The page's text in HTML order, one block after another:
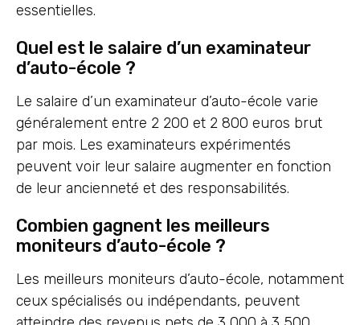
essentielles.
Quel est le salaire d’un examinateur
d’auto-école ?
Le salaire d’un examinateur d’auto-école varie
généralement entre 2 200 et 2 800 euros brut
par mois. Les examinateurs expérimentés
peuvent voir leur salaire augmenter en fonction
de leur ancienneté et des responsabilités.
Combien gagnent les meilleurs
moniteurs d’auto-école ?
Les meilleurs moniteurs d’auto-école, notamment
ceux spécialisés ou indépendants, peuvent